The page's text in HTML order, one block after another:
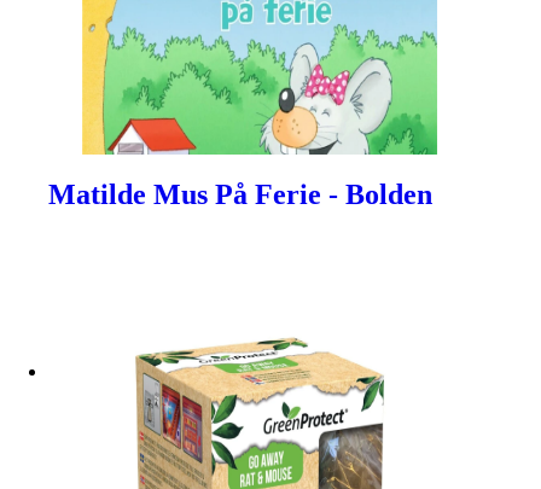
Matilde Mus På Ferie - Bolden